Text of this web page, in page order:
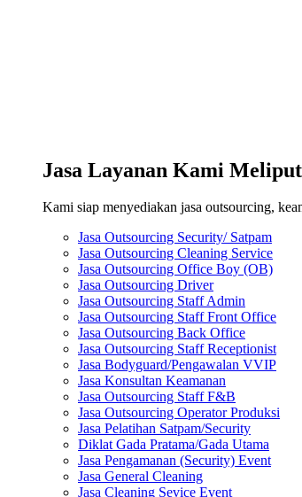
Jasa Layanan Kami
Kami siap menyediakan jasa outsourcing,
Jasa Outsourcing Security/ Satpam
Jasa Outsourcing Cleaning Service
Jasa Outsourcing Office Boy (OB)
Jasa Outsourcing Driver
Jasa Outsourcing Staff Admin
Jasa Outsourcing Staff Front Office
Jasa Outsourcing Back Office
Jasa Outsourcing Staff Receptionist
Jasa Bodyguard/Pengawalan VVIP
Jasa Konsultan Keamanan
Jasa Outsourcing Staff F&B
Jasa Outsourcing Operator Produksi
Jasa Pelatihan Satpam/Security
Diklat Gada Pratama/Gada Utama
Jasa Pengamanan (Security) Event
Jasa General Cleaning
Jasa Cleaning Sevice Event